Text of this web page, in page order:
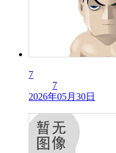
7
7
2026年05月30日